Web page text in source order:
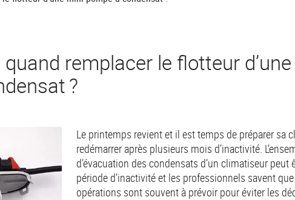
remplacer le flotteur
?
Le printemps revient et il est temps de préparer sa
redémarrer après plusieurs mois d’inactivité.
d’évacuation des condensats d’un climatiseur peut
période d’inactivité et les professionnels savent
opérations sont souvent à prévoir pour éviter les